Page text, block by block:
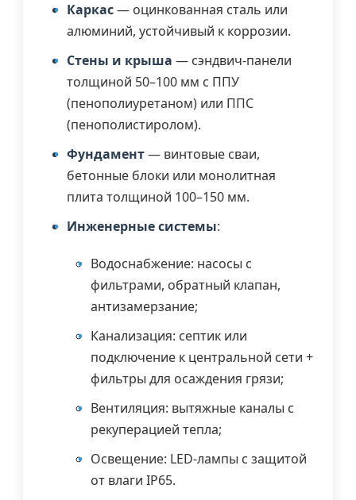
Каркас— оцинкованная сталь или
алюминий, устойчивый к коррозии.
Стены и крыша — сэндвич-панели
толщиной 50–100 мм с ППУ
(пенополиуретаном) или ППС
(пенополистиролом).
Фундамент— винтовые сваи,
бетонные блоки или монолитная
плита толщиной 100–150 мм.
Инженерные системы:
Водоснабжение: насосы с
фильтрами, обратный клапан,
антизамерзание;
Канализация: септик или
подключение к центральной сети +
фильтры для осаждения грязи;
Вентиляция: вытяжные каналы с
рекуперацией тепла;
Освещение: LED-лампы с защитой
от влаги IP65.